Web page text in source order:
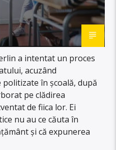
a intentat un proces
acuzând
în școală, după
pe clădirea
de fiica lor. Ei
nu au ce căuta în
și că expunerea